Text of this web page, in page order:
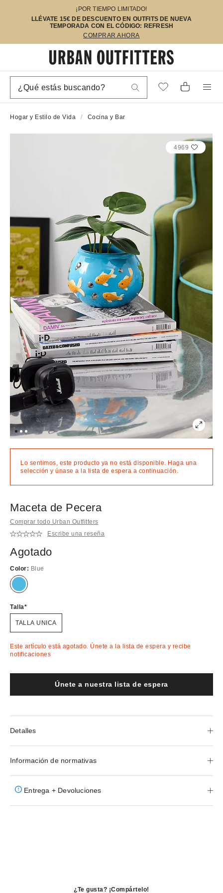
¡POR TIEMPO LIMITADO!
LLÉVATE 15€ DE DESCUENTO EN OUTFITS DE NUEVA
TEMPORADA CON EL CÓDIGO: REFRESH
COMPRAR AHORA
Hogar y Estilo de Vida Cocina y Bar
4969
Lo sentimos, este producto ya no está disponible. Haga una
selección y únase a la lista de espera a continuación.
Maceta de Pecera
Comprar todo Urban Outfitters
Escribe una reseña
Agotado
Color: Blue
¡Agotado!
Talla
TALLA UNICA
Este artículo está agotado. Únete a la lista de espera y recibe
notificaciones
Únete a nuestra lista de espera
Detalles
Información de normativas
Entrega + Devoluciones
¿Te gusta? ¡Compártelo!